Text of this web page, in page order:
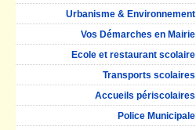
Urbanisme & Environnement
Vos Démarches en Mairie
Ecole et restaurant scolaire
Transports scolaires
Accueils périscolaires
Police Municipale